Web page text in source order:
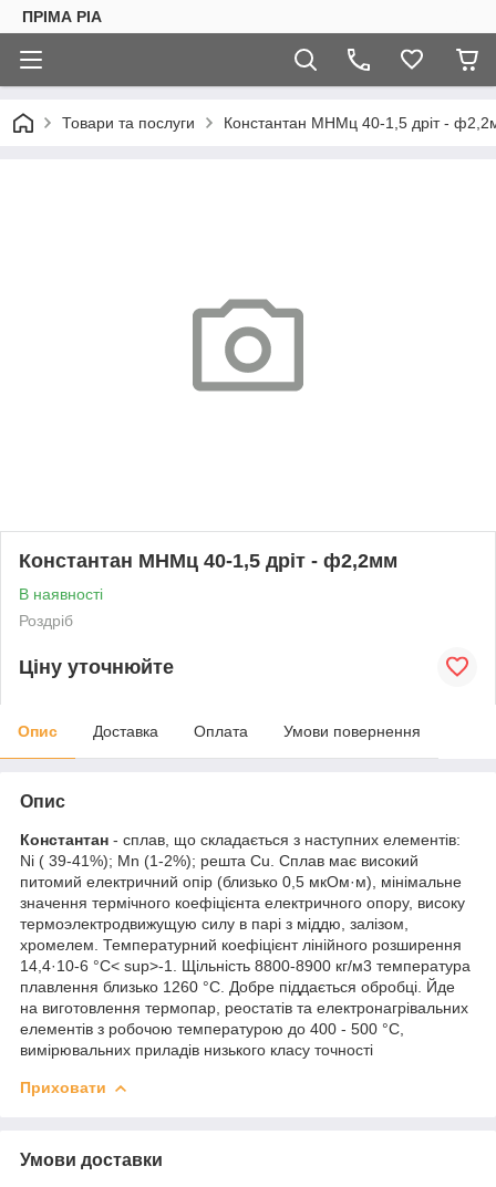
ПРІМА РІА
Товари та послуги Константан МНМц 40-1,5 дріт -
Константан МНМц 40-1,5 дріт - ф2,2мм
В наявності
Роздріб
Ціну уточнюйте
Опис Доставка Оплата Умови повернення
Опис
Константан - сплав, що складається з наступних елементів:
Ni ( 39-41%); Mn (1-2%); решта Cu. Сплав має високий
питомий електричний опір (близько 0,5 мкОм·м), мінімальне
значення термічного коефіцієнта електричного опору, високу
термоэлектродвижущую силу в парі з міддю, залізом,
хромелем. Температурний коефіцієнт лінійного розширення
14,4·10-6 °C< sup>-1. Щільність 8800-8900 кг/м3 температура
плавлення близько 1260 °C. Добре піддається обробці. Йде
на виготовлення термопар, реостатів та електронагрівальних
елементів з робочою температурою до 400 - 500 °C,
вимірювальних приладів низького класу точності
Приховати
Умови доставки